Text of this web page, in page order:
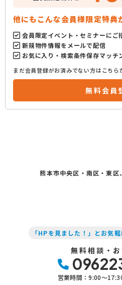
他にもこんな会員様限定特典
会員限定イベント・セミナーにご
新規物件情報をメールで配信
お気に入り・検索条件保存マッチ
まだ会員登録がお済みでない方はこちら
無料会員
熊本市中央区・南区・東
「HPを見ました！」とお気
無料相談・
営業時間：9:00〜